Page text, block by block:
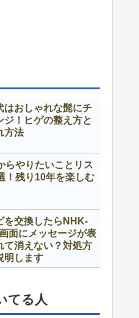
はおしゃれな髭にチ
ジ！ヒゲの整え方と
方法
らやりたいことリス
！残り10年を楽しむ
を交換したらNHK-
面にメッセージが表
て消えない？対処方
明します
てる人